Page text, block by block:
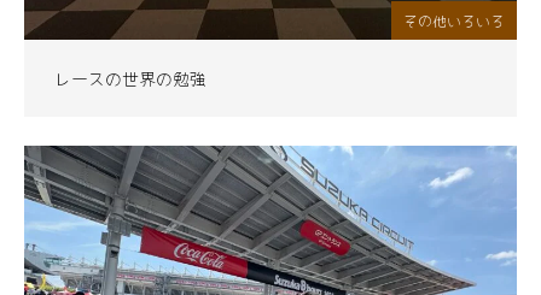
その他いろいろ
レースの世界の勉強